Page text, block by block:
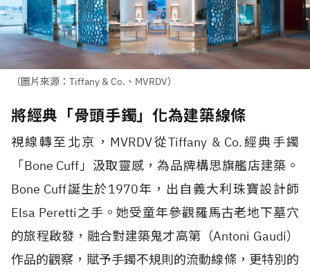
（圖片來源：Tiffany & Co.、MVRDV）
將經典「骨頭手鐲」化為建築線條
視線轉至北京， MVRDV從Tiffany & Co.經典手鐲
「Bone Cuff」汲取靈感，為品牌構思旗艦店建築。
Bone Cuff誕生於1970年，出自義大利珠寶設計師
Elsa Peretti之手。她受童年參觀羅馬古老地下墓穴
的旅程啟發，融合對建築鬼才高第（Antoni Gaudí）
作品的觀察，賦予手鐲不規則的流動線條，更特別的